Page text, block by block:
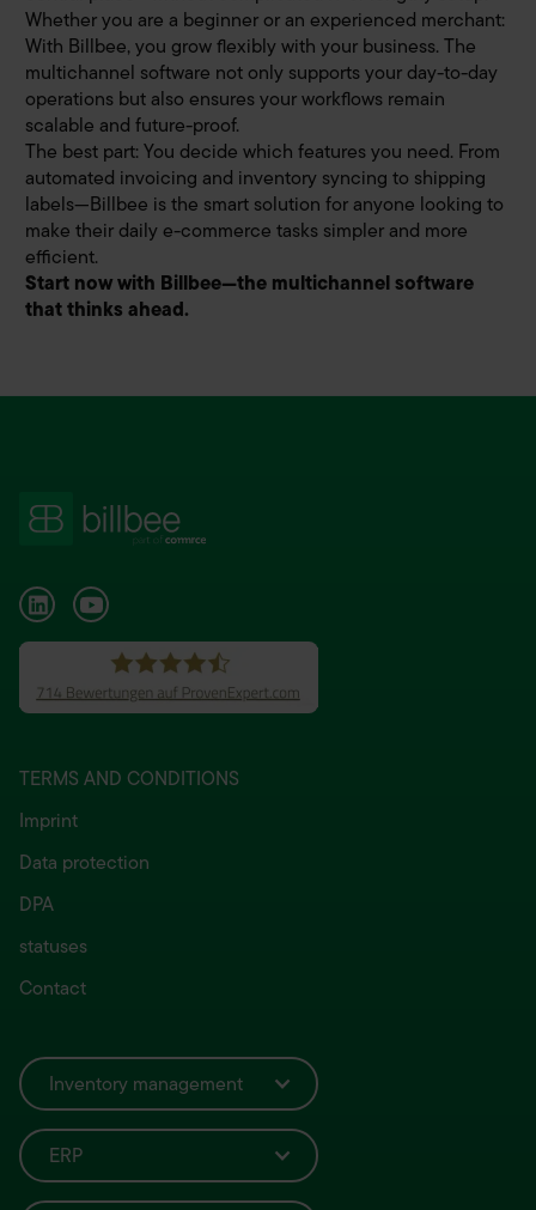
Whether you are a beginner or an experienced merchant:
With Billbee, you grow flexibly with your business. The
multichannel software not only supports your day-to-day
operations but also ensures your workflows remain
scalable and future-proof.
The best part: You decide which features you need. From
automated invoicing and inventory syncing to shipping
labels—Billbee is the smart solution for anyone looking to
make their daily e-commerce tasks simpler and more
efficient.
Start now with Billbee—the multichannel software
that thinks ahead.
TERMS AND CONDITIONS
Imprint
Data protection
DPA
statuses
Contact
Inventory management
ERP